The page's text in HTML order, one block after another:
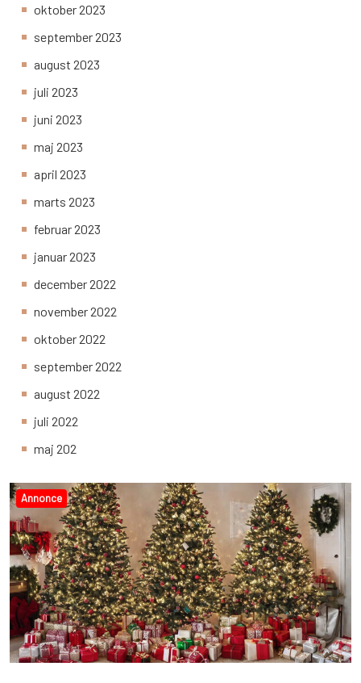
Annonce
oktober 2023
september 2023
august 2023
juli 2023
juni 2023
maj 2023
april 2023
marts 2023
februar 2023
januar 2023
december 2022
november 2022
oktober 2022
september 2022
august 2022
juli 2022
maj 202